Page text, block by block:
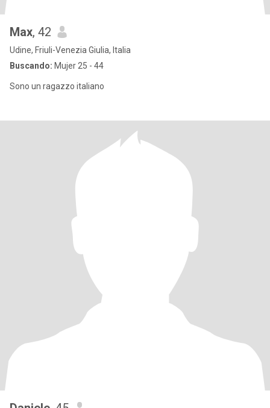
Max, 42
Udine, Friuli-Venezia Giulia, Italia
Buscando: Mujer 25 - 44
Sono un ragazzo italiano